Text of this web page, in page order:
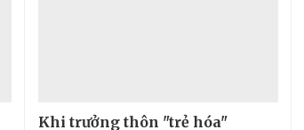
Khi trưởng thôn "trẻ hóa"